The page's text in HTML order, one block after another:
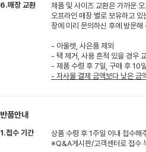
6.매장 교환
제품 및 사이즈 교환은 가까운
오프라인 매장 별로 보유하고 있
장에 미리 문의하신 후에 방문해
- 아울렛, 사은품 제외
- 택 제거, 사용 흔적 있을 경우
- 제품 수령 후 7일, 구매 후 10
- 자사몰 결제 금액보다 낮은 금
반품안내
1.접수 기간
상품 수령 후 1주일 이내 접수
※Q&A게시판/고객센터로 접수